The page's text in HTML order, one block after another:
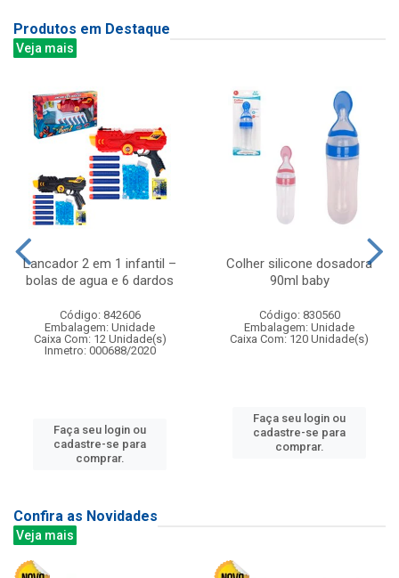
Produtos em Destaque
Veja mais
Lancador 2 em 1 infantil –
bolas de agua e 6 dardos
Código: 842606
Embalagem: Unidade
Caixa Com: 12 Unidade(s)
Inmetro: 000688/2020
Faça seu login ou
cadastre-se para
comprar.
Colher silicone dosadora
90ml baby
Código: 830560
Embalagem: Unidade
Caixa Com: 120 Unidade(s)
Faça seu login ou
cadastre-se para
comprar.
Confira as Novidades
Veja mais